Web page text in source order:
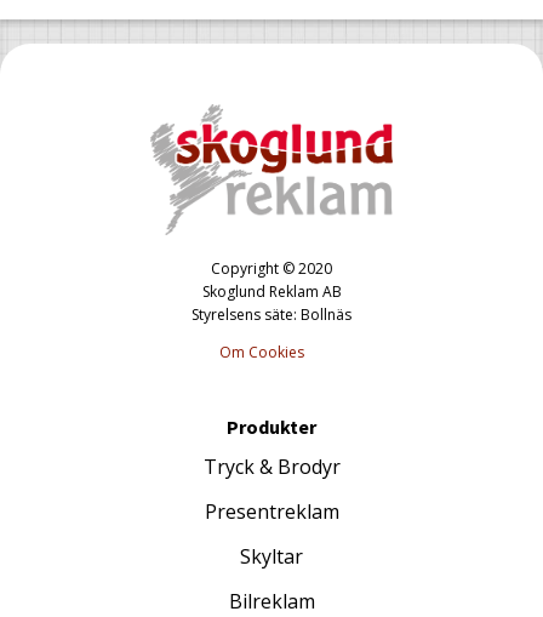
Copyright © 2020
Skoglund Reklam AB
Styrelsens säte: Bollnäs
Om Cookies
Produkter
Tryck & Brodyr
Presentreklam
Skyltar
Bilreklam